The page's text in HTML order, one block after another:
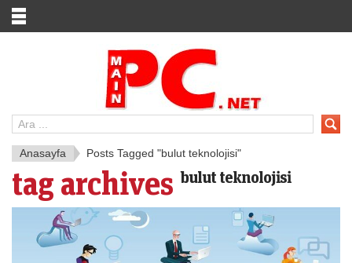
Anasayfa Posts Tagged "bulut teknolojisi"
tag archives bulut teknolojisi